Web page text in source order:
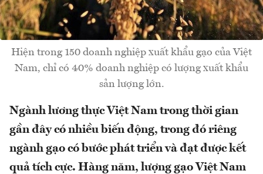
Hiện trong 150 doanh nghiệp xuất khẩu gạo của Việt
Nam, chỉ có 40% doanh nghiệp có lượng xuất khẩu
sản lượng lớn.
Ngành lương thực Việt Nam trong thời gian
gần đây có nhiều biến động, trong đó riêng
ngành gạo có bước phát triển và đạt được kết
quả tích cực. Hàng năm, lượng gạo Việt Nam